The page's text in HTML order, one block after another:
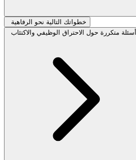
خطواتك التالية نحو الرفاهية
أسئلة متكررة حول الاحتراق الوظيفي والاكتئاب